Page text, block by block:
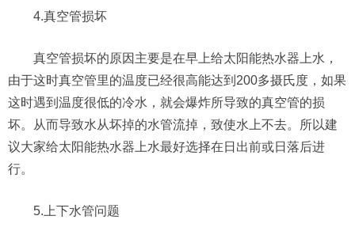
4.真空管损坏
真空管损坏的原因主要是在早上给太阳能热水器上水，
由于这时真空管里的温度已经很高能达到200多摄氏度，如果
这时遇到温度很低的冷水，就会爆炸所导致的真空管的损
坏。从而导致水从坏掉的水管流掉，致使水上不去。所以建
议大家给太阳能热水器上水最好选择在日出前或日落后进
行。
5.上下水管问题